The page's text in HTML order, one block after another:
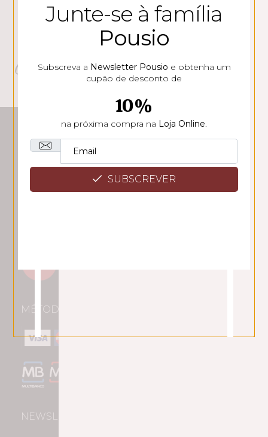
Outro produtos Pousio HMR
CONTACTOS
Rua Soeiro Pereira Gomes
Lote 1, 6º B
MÉTODOS DE PAGAMENTO
NEWSLETTER
Junte-se à família
Pousio
Subscreva a Newsletter Pousio e obtenha um
cupão de desconto de
10%
na próxima compra na Loja Online.
SUBSCREVER